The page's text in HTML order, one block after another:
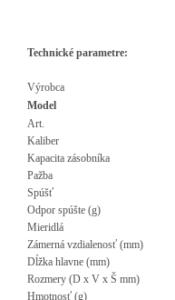
Technické parametre:
Výrobca
Model
Art.
Kaliber
Kapacita zásobníka
Pažba
Spúšť
Odpor spúšte (g)
Mieridlá
Zámerná vzdialenosť (mm)
Dĺžka hlavne (mm)
Rozmery (D x V x Š mm)
Hmotnosť (g)